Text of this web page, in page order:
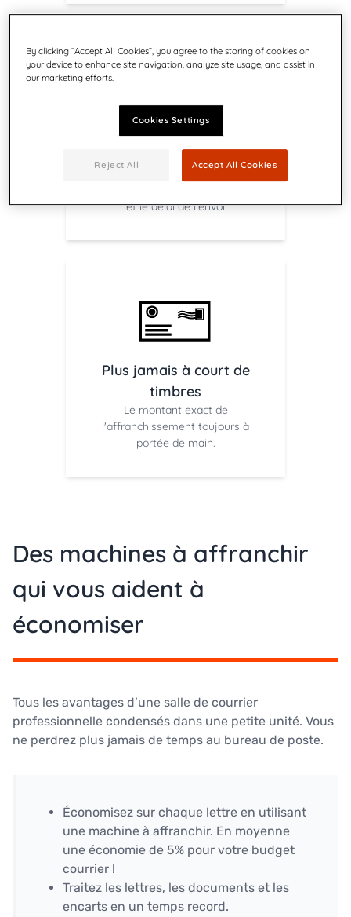
Accédez à des tarifs
postaux préférentiels
Économisez sur vos envois de
et le délai de l'envoi
Plus jamais à court de
timbres
Le montant exact de
l'affranchissement toujours à
portée de main.
Des machines à affranchir
qui vous aident à
économiser
Tous les avantages d’une salle de courrier
professionnelle condensés dans une petite unité. Vous
ne perdrez plus jamais de temps au bureau de poste.
Économisez sur chaque lettre en utilisant
une machine à affranchir. En moyenne
une économie de 5% pour votre budget
courrier !
Traitez les lettres, les documents et les
encarts en un temps record.
By clicking “Accept All Cookies”, you agree to the storing of cookies on
your device to enhance site navigation, analyze site usage, and assist in
our marketing efforts.
Cookies Settings
Reject All Accept All Cookies